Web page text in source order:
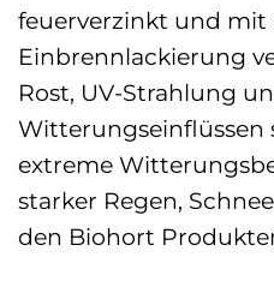
feuerverzinkt und mit
Einbrennlackierung
Rost, UV-Strahlung
Witterungseinflüssen
extreme
starker Regen,
den Biohort